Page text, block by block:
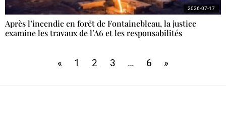
Après l’incendie en forêt de Fontainebleau, la justice
examine les travaux de l’A6 et les responsabilités
2026-07-17
« 1 2 3 … 6 »